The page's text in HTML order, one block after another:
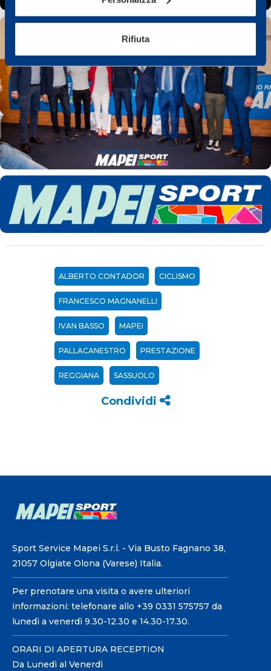
Rifiuta
ALBERTO CONTADOR CICLISMO
FRANCESCO MAGNANELLI
IVAN BASSO MAPEI
PALLACANESTRO PRESTAZIONE
REGGIANA SASSUOLO
Condividi
Sport Service Mapei S.r.l. - Via Busto Fagnano 38,
21057 Olgiate Olona (Varese) Italia.
Per prenotare una visita o avere ulteriori
informazioni: telefonare allo +39 0331 575757 da
lunedì a venerdì 9.30-12.30 e 14.30-17.30.
ORARI DI APERTURA RECEPTION
Da Lunedì al Venerdì